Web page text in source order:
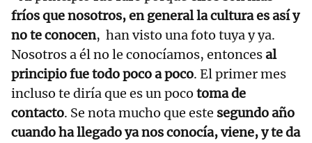
fríos que nosotros, en general la cultura es así y
no te conocen, han visto una foto tuya y ya.
Nosotros a él no le conocíamos, entoncesal
principio fue todo poco a poco. El primer mes
incluso te diría que es un poco toma de
contacto. Se nota mucho que este segundo año
cuando ha llegado ya nos conocía, viene, y te da